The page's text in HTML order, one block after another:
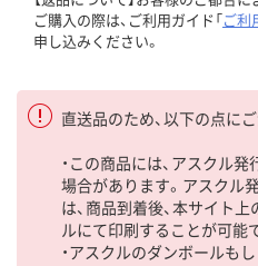
ご購入の際は、ご利用ガイド「ご利
申し込みください。
直送品のため、以下の点に
・この商品には、アスクル
場合があります。アスクル
は、商品到着後、本サイト
ルにて印刷することが可能
・アスクルのダンボールも